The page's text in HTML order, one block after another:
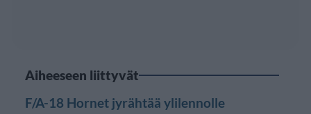
Aiheeseen liittyvät
F/A-18 Hornet jyrähtää ylilennolle